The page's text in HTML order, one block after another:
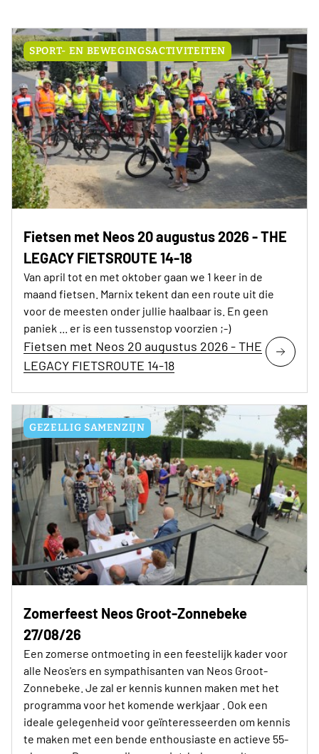
SPORT- EN BEWEGINGSACTIVITEITEN
Fietsen met Neos 20 augustus 2026 - THE
LEGACY FIETSROUTE 14-18
Van april tot en met oktober gaan we 1 keer in de
maand fietsen. Marnix tekent dan een route uit die
voor de meesten onder jullie haalbaar is. En geen
paniek ... er is een tussenstop voorzien ;-)
Fietsen met Neos 20 augustus 2026 - THE
LEGACY FIETSROUTE 14-18
GEZELLIG SAMENZIJN
Zomerfeest Neos Groot-Zonnebeke
27/08/26
Een zomerse ontmoeting in een feestelijk kader voor
alle Neos'ers en sympathisanten van Neos Groot-
Zonnebeke. Je zal er kennis kunnen maken met het
programma voor het komende werkjaar . Ook een
ideale gelegenheid voor geïnteresseerden om kennis
te maken met een bende enthousiaste en actieve 55-